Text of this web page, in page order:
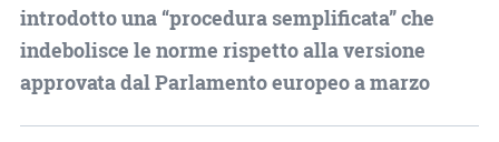
introdotto una “procedura semplificata” che
indebolisce le norme rispetto alla versione
approvata dal Parlamento europeo a marzo